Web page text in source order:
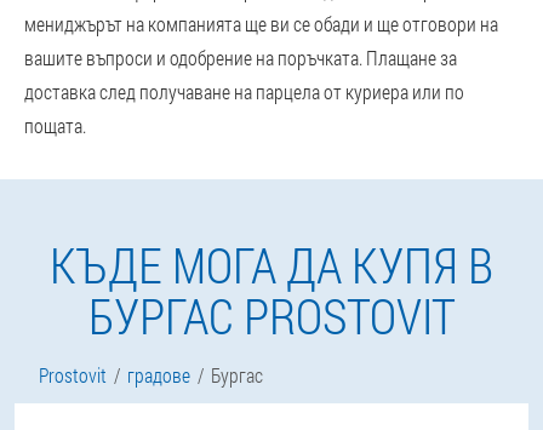
мениджърът на компанията ще ви се обади и ще отговори на
вашите въпроси и одобрение на поръчката. Плащане за
доставка след получаване на парцела от куриера или по
пощата.
КЪДЕ МОГА ДА КУПЯ В
БУРГАС PROSTOVIT
Prostovit градове Бургас